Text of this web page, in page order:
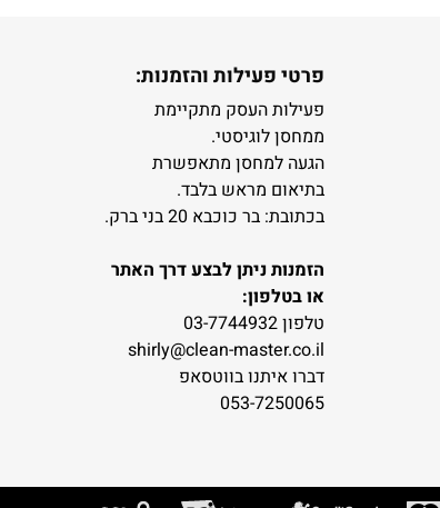
פרטי פעילות והזמנות:
פעילות העסק מתקיימת
ממחסן לוגיסטי.
הגעה למחסן מתאפשרת
בתיאום מראש בלבד.
בכתובת: בר כוכבא 20 בני ברק.
הזמנות ניתן לבצע דרך האתר
או בטלפון:
טלפון 03-7744932
shirly@clean-master.co.il
דברו איתנו בווטסאפ
053-7250065